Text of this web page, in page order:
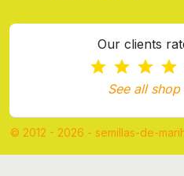
Our clients
See all
© 2012 - 2026 - semillas-de-